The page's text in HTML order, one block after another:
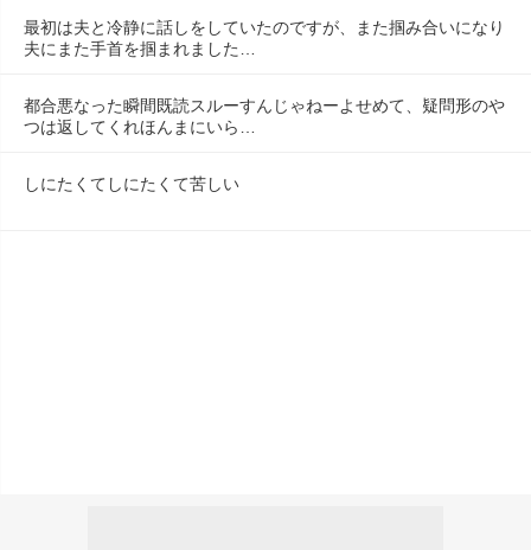
最初は夫と冷静に話しをしていたのですが、また掴み合いになり
夫にまた手首を掴まれました…
都合悪なった瞬間既読スルーすんじゃねーよせめて、疑問形のや
つは返してくれほんまにいら…
しにたくてしにたくて苦しい